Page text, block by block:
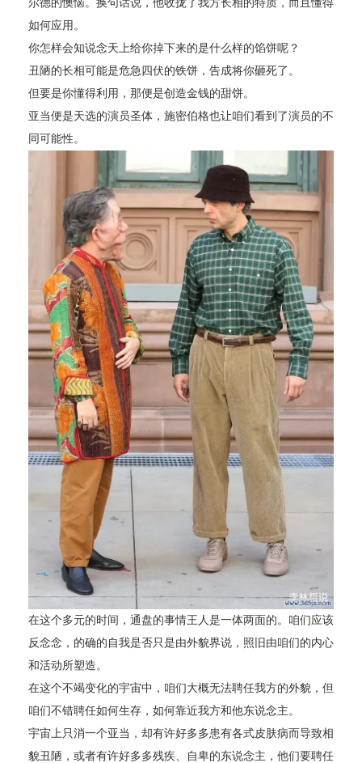
尔德的懊恼。换句话说，他收拢了我方长相的特质，而且懂得
如何应用。
你怎样会知说念天上给你掉下来的是什么样的馅饼呢？
丑陋的长相可能是危急四伏的铁饼，告成将你砸死了。
但要是你懂得利用，那便是创造金钱的甜饼。
亚当便是天选的演员圣体，施密伯格也让咱们看到了演员的不
同可能性。
在这个多元的时间，通盘的事情王人是一体两面的。咱们应该
反念念，的确的自我是否只是由外貌界说，照旧由咱们的内心
和活动所塑造。
在这个不竭变化的宇宙中，咱们大概无法聘任我方的外貌，但
咱们不错聘任如何生存，如何靠近我方和他东说念主。
宇宙上只消一个亚当，却有许好多多患有各式皮肤病而导致相
貌丑陋，或者有许好多多残疾、自卑的东说念主，他们要聘任